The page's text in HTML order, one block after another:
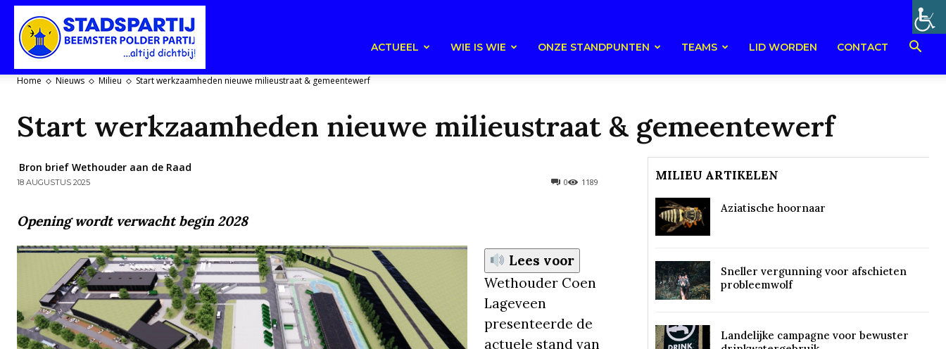
Polderpartij
ACTUEEL WIE IS WIE ONZE STANDPUNTEN TEAMS LID WORDEN CONTACT
Home Nieuws Milieu Start werkzaamheden nieuwe milieustraat & gemeentewerf
Start werkzaamheden nieuwe milieustraat & gemeentewerf
Bron brief Wethouder aan de Raad
18 AUGUSTUS 2025 1189
0
Opening wordt verwacht begin 2028
Lees voor
Wethouder Coen
Lageveen
presenteerde de
actuele stand van
MILIEU ARTIKELEN
Aziatische hoornaar
Sneller vergunning voor afschieten
probleemwolf
Landelijke campagne voor bewuster